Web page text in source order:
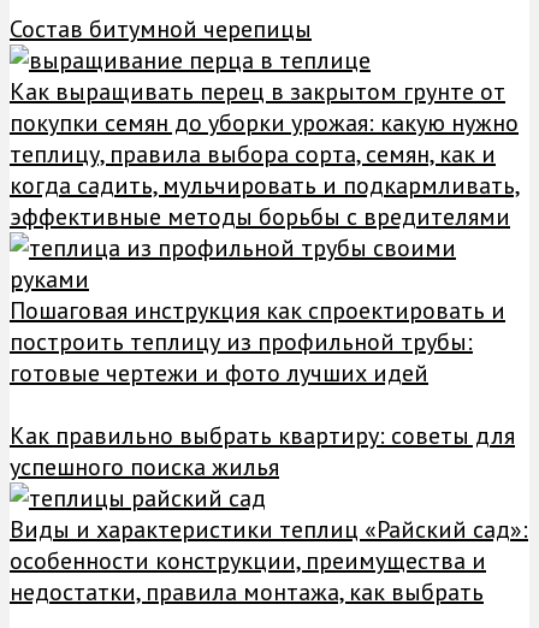
Состав битумной черепицы
Как выращивать перец в закрытом грунте от
покупки семян до уборки урожая: какую нужно
теплицу, правила выбора сорта, семян, как и
когда садить, мульчировать и подкармливать,
эффективные методы борьбы с вредителями
Пошаговая инструкция как спроектировать и
построить теплицу из профильной трубы:
готовые чертежи и фото лучших идей
Как правильно выбрать квартиру: советы для
успешного поиска жилья
Виды и характеристики теплиц «Райский сад»:
особенности конструкции, преимущества и
недостатки, правила монтажа, как выбрать